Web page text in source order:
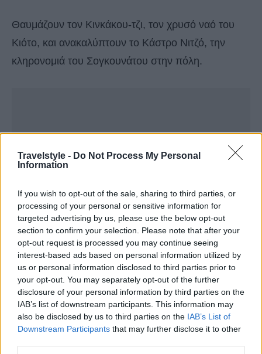
Travelstyle - Do Not Process My Personal
Information
If you wish to opt-out of the sale, sharing to third parties, or
processing of your personal or sensitive information for
targeted advertising by us, please use the below opt-out
section to confirm your selection. Please note that after your
opt-out request is processed you may continue seeing
interest-based ads based on personal information utilized by
us or personal information disclosed to third parties prior to
your opt-out. You may separately opt-out of the further
disclosure of your personal information by third parties on the
IAB’s list of downstream participants. This information may
also be disclosed by us to third parties on the IAB’s List of
Downstream Participants that may further disclose it to other
Θαυμάζουν τον Κινκάκου-τζι, τον χρυσό ναό του
Κιότο, και ανακαλύπτουν το Κάστρο Νιτζό, την
κληρονομιά του Σογκουνάτου στην πόλη.
Στη συνέχεια γνωρίζουν καλύτερα την κουλτούρα
και τις συνήθειες των ντόπιων κάνοντας βόλτα στη